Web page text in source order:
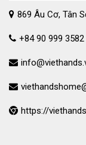
869 Âu Cơ, Tân
+84 90 999 3582
https://